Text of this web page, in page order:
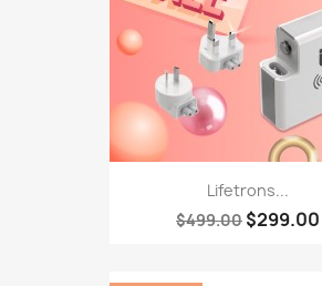
Lifetrons...
$499.00 $299.00